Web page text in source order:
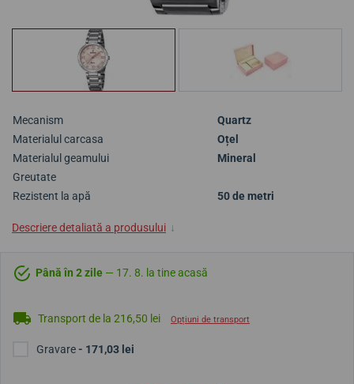
Mecanism
Quartz
Materialul carcasa
Oțel
Materialul geamului
Mineral
Greutate
Rezistent la apă
50 de metri
Descriere detaliată a produsului ↓
Până în 2 zile — 17. 8. la tine acasă
Transport de la 216,50 lei Opțiuni de transport
Gravare- 171,03 lei